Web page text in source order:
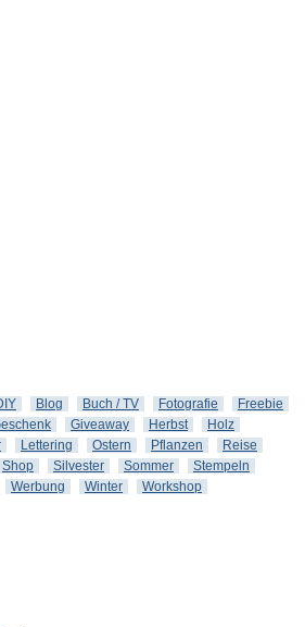
Blog Buch / TV Fotografie
Freebie
Giveaway Herbst
Holz
Lettering Ostern Pflanzen
Reise
Shop Silvester Sommer
Stempeln
Werbung Winter Workshop